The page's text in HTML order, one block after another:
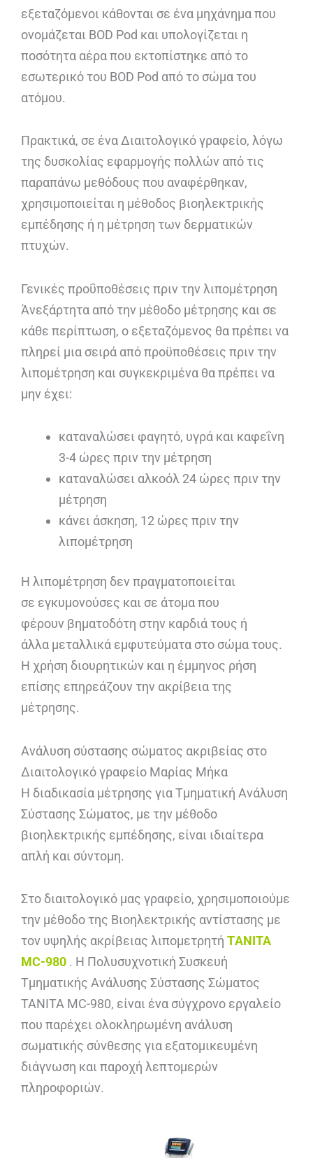
εξεταζόμενοι κάθονται σε ένα μηχάνημα που
ονομάζεται BOD Pod και υπολογίζεται η
ποσότητα αέρα που εκτοπίστηκε από το
εσωτερικό του BOD Pod από το σώμα του
ατόμου.
Πρακτικά, σε ένα Διαιτολογικό γραφείο, λόγω
της δυσκολίας εφαρμογής πολλών από τις
παραπάνω μεθόδους που αναφέρθηκαν,
χρησιμοποιείται η μέθοδος βιοηλεκτρικής
εμπέδησης ή η μέτρηση των δερματικών
πτυχών.
Γενικές προΰποθέσεις πριν την λιπομέτρηση
Άνεξάρτητα από την μέθοδο μέτρησης και σε
κάθε περίπτωση, ο εξεταζόμενος θα πρέπει να
πληρεί μια σειρά από προϋποθέσεις πριν την
λιπομέτρηση και συγκεκριμένα θα πρέπει να
μην έχει:
καταναλώσει φαγητό, υγρά και καφεΐνη
3-4 ώρες πριν την μέτρηση
καταναλώσει αλκοόλ 24 ώρες πριν την
μέτρηση
κάνει άσκηση, 12 ώρες πριν την
λιπομέτρηση
Η λιπομέτρηση δεν πραγματοποιείται
σε εγκυμονούσες και σε άτομα που
φέρουν βηματοδότη στην καρδιά τους ή
άλλα μεταλλικά εμφυτεύματα στο σώμα τους.
Η χρήση διουρητικών και η έμμηνος ρήση
επίσης επηρεάζουν την ακρίβεια της
μέτρησης.
Ανάλυση σύστασης σώματος ακριβείας στο
Διαιτολογικό γραφείο Μαρίας Μήκα
Η διαδικασία μέτρησης για Τμηματική Ανάλυση
Σύστασης Σώματος, με την μέθοδο
βιοηλεκτρικής εμπέδησης, είναι ιδιαίτερα
απλή και σύντομη.
Στο διαιτολογικό μας γραφείο, χρησιμοποιούμε
την μέθοδο της Βιοηλεκτρικής αντίστασης με
τον υψηλής ακρίβειας λιπομετρητή ΤANITA
MC-980 . Η Πoλυσυχνοτική Συσκευή
Τμηματικής Ανάλυσης Σύστασης Σώματος
TANITA MC-980, είναι ένα σύγχρονο εργαλείο
που παρέχει ολοκληρωμένη ανάλυση
σωματικής σύνθεσης για εξατομικευμένη
διάγνωση και παροχή λεπτομερών
πληροφοριών.